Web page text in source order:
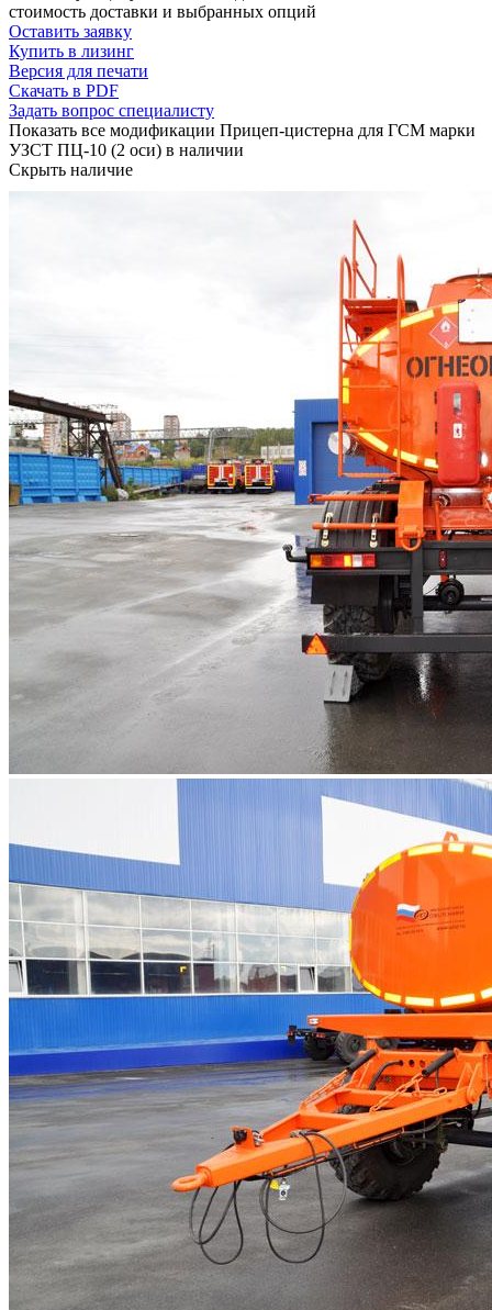
стоимость доставки и выбранных опций
Оставить заявку
Купить в лизинг
Версия для печати
Скачать в PDF
Задать вопрос специалисту
Показать все модификации Прицеп-цистерна для ГСМ марки
УЗСТ ПЦ-10 (2 оси) в наличии
Скрыть наличие